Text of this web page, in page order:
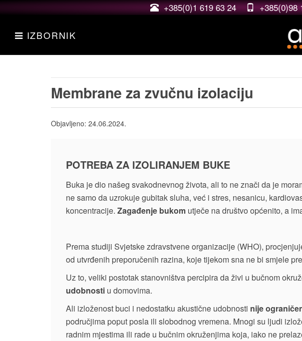
+385(0)1 619 63 24 +385(0)98
IZBORNIK
Membrane za zvučnu izolaciju
Objavljeno: 24.06.2024.
POTREBA ZA IZOLIRANJEM BUKE
Buka je dio našeg svakodnevnog života, ali to ne znači da je
ne samo da uzrokuje gubitak sluha, već i stres, nesanicu,
koncentracije. Zagađenje bukom utječe na društvo općenito, a
Prema studiji Svjetske zdravstvene organizacije (WHO),
od utvrđenih preporučenih razina, koje tijekom sna ne bi smjele
Uz to, veliki postotak stanovništva percipira da živi u bučnom
udobnosti u domovima.
Ali izloženost buci i nedostatku akustične udobnosti nije
područjima poput posla ili slobodnog vremena. Mnogi su ljudi
radnim mjestima ili rade u bučnim okruženjima koja, iako ne